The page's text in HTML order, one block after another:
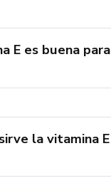
E es buena
la vitamina